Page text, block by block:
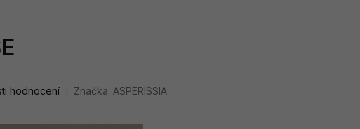
hodnocení Značka: ASPERISSIA